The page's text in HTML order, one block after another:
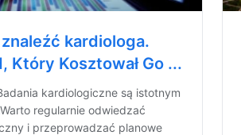
znaleźć kardiologa.
Który Kosztował Go ...
kardiologiczne są istotnym
regularnie odwiedzać
i przeprowadzać planowe